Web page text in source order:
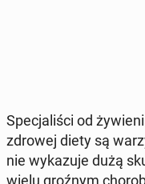
Spe­cja­li­ści od
zdrowej diety są
nie wy­ka­zu­je dużą
wielu groźnym